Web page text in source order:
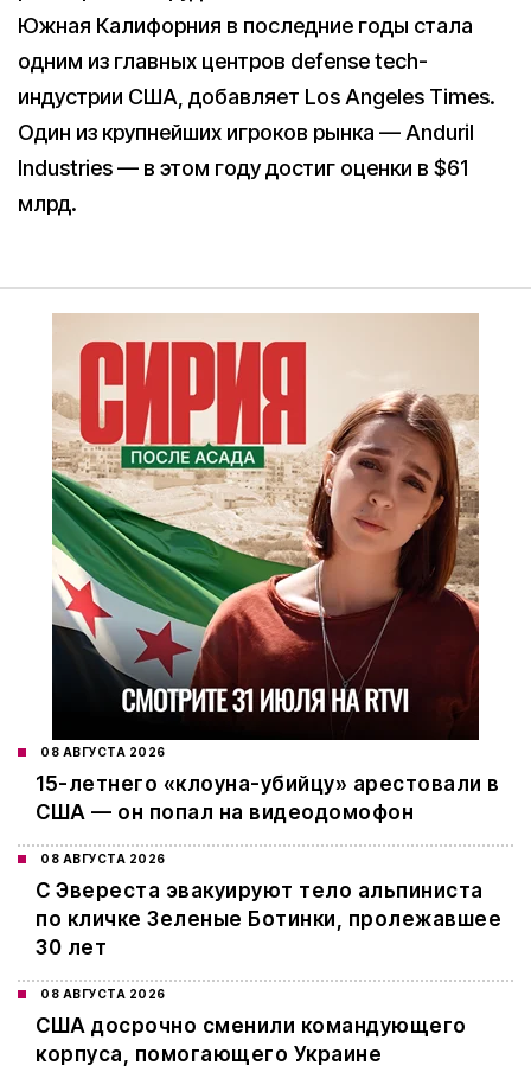
Южная Калифорния в последние годы стала
одним из главных центров defense tech-
индустрии США, добавляет Los Angeles Times.
Один из крупнейших игроков рынка — Anduril
Industries — в этом году достиг оценки в $61
млрд.
08 АВГУСТА 2026
15-летнего «клоуна-убийцу» арестовали в
США — он попал на видеодомофон
08 АВГУСТА 2026
С Эвереста эвакуируют тело альпиниста
по кличке Зеленые Ботинки, пролежавшее
30 лет
08 АВГУСТА 2026
США досрочно сменили командующего
корпуса, помогающего Украине